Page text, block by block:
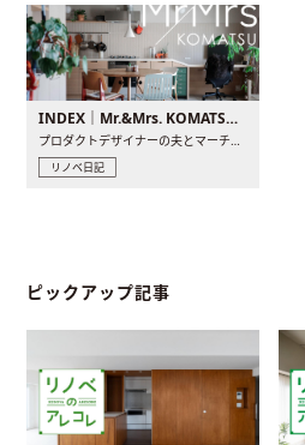
INDEX｜Mr.&Mrs. KOMATSU renovation diary
プロダクトデザイナーの夫とマーチャンダイザーの妻が、夫婦で..
リノベ日記
ピックアップ記事